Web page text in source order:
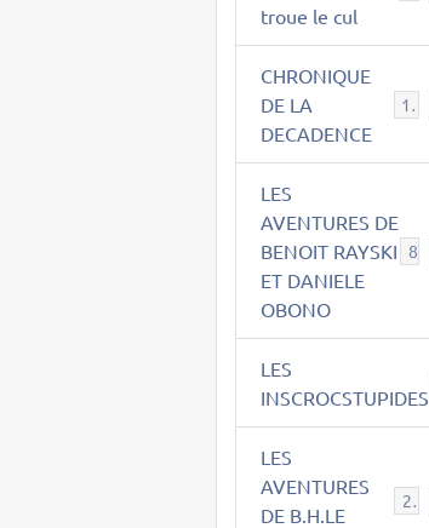
troue le cul
CHRONIQUE
DE LA
DECADENCE
12
LES
AVENTURES DE
BENOIT RAYSKI
ET DANIELE
OBONO
LES
INSCROCSTUPIDES
LES
AVENTURES
DE B.H.LE
21